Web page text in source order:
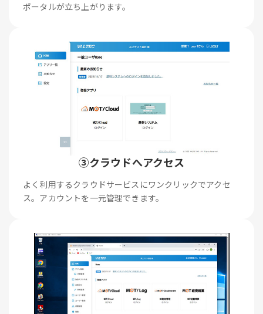
ポータルが立ち上がります。
③クラウドへアクセス
よく利用するクラウドサービスにワンクリックでアクセ
ス。アカウントを一元管理できます。